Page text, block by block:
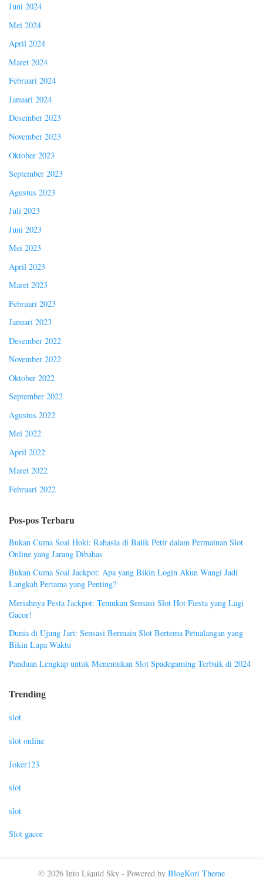
Juni 2024
Mei 2024
April 2024
Maret 2024
Februari 2024
Januari 2024
Desember 2023
November 2023
Oktober 2023
September 2023
Agustus 2023
Juli 2023
Juni 2023
Mei 2023
April 2023
Maret 2023
Februari 2023
Januari 2023
Desember 2022
November 2022
Oktober 2022
September 2022
Agustus 2022
Mei 2022
April 2022
Maret 2022
Februari 2022
Pos-pos Terbaru
Bukan Cuma Soal Hoki: Rahasia di Balik Petir dalam Permainan Slot
Online yang Jarang Dibahas
Bukan Cuma Soal Jackpot: Apa yang Bikin Login Akun Wangi Jadi
Langkah Pertama yang Penting?
Meriahnya Pesta Jackpot: Temukan Sensasi Slot Hot Fiesta yang Lagi
Gacor!
Dunia di Ujung Jari: Sensasi Bermain Slot Bertema Petualangan yang
Bikin Lupa Waktu
Panduan Lengkap untuk Menemukan Slot Spadegaming Terbaik di 2024
Trending
slot
slot online
Joker123
slot
slot
Slot gacor
© 2026 Into Liquid Sky - Powered by BlogKori Theme